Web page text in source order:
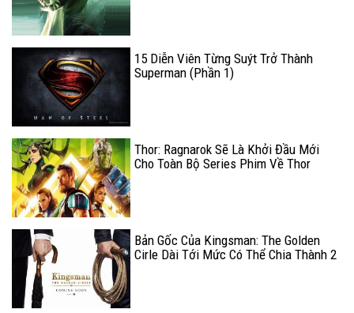
15 Diễn Viên Từng Suýt Trở Thành
Superman (Phần 1)
Thor: Ragnarok Sẽ Là Khởi Đầu Mới
Cho Toàn Bộ Series Phim Về Thor
Bản Gốc Của Kingsman: The Golden
Cirle Dài Tới Mức Có Thể Chia Thành 2